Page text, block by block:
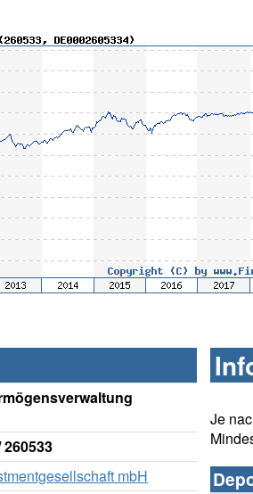
260533
mbH
Je